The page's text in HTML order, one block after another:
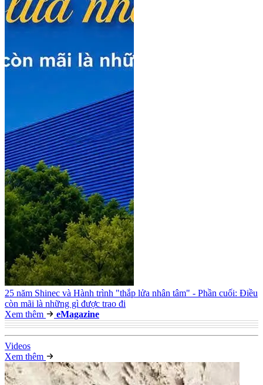
25 năm Shinec và Hành trình "thắp lửa nhân tâm" - Phần cuối: Điều
còn mãi là những gì được trao đi
Xem thêm
eMagazine
Videos
Xem thêm